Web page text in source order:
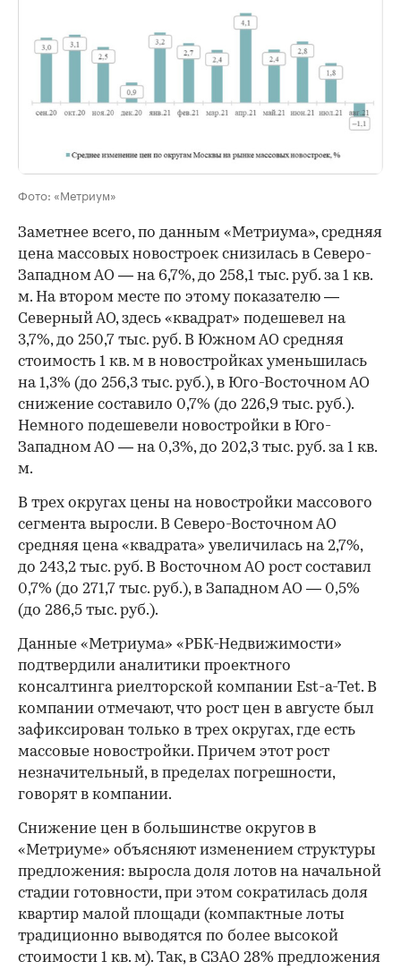
Фото: «Метриум»
00:00 / 00:00
Заметнее всего, по данным «Метриума», средняя
цена массовых новостроек снизилась в Северо-
Западном АО — на 6,7%, до 258,1 тыс. руб. за 1 кв.
м. На втором месте по этому показателю —
Северный АО, здесь «квадрат» подешевел на
3,7%, до 250,7 тыс. руб. В Южном АО средняя
стоимость 1 кв. м в новостройках уменьшилась
на 1,3% (до 256,3 тыс. руб.), в Юго-Восточном АО
снижение составило 0,7% (до 226,9 тыс. руб.).
Немного подешевели новостройки в Юго-
Западном АО — на 0,3%, до 202,3 тыс. руб. за 1 кв.
м.
В трех округах цены на новостройки массового
сегмента выросли. В Северо-Восточном АО
средняя цена «квадрата» увеличилась на 2,7%,
до 243,2 тыс. руб. В Восточном АО рост составил
0,7% (до 271,7 тыс. руб.), в Западном АО — 0,5%
(до 286,5 тыс. руб.).
Данные «Метриума» «РБК-Недвижимости»
подтвердили аналитики проектного
консалтинга риелторской компании Est-a-Tet. В
компании отмечают, что рост цен в августе был
зафиксирован только в трех округах, где есть
массовые новостройки. Причем этот рост
незначительный, в пределах погрешности,
говорят в компании.
Снижение цен в большинстве округов в
«Метриуме» объясняют изменением структуры
предложения: выросла доля лотов на начальной
стадии готовности, при этом сократилась доля
квартир малой площади (компактные лоты
традиционно выводятся по более высокой
стоимости 1 кв. м). Так, в СЗАО 28% предложения